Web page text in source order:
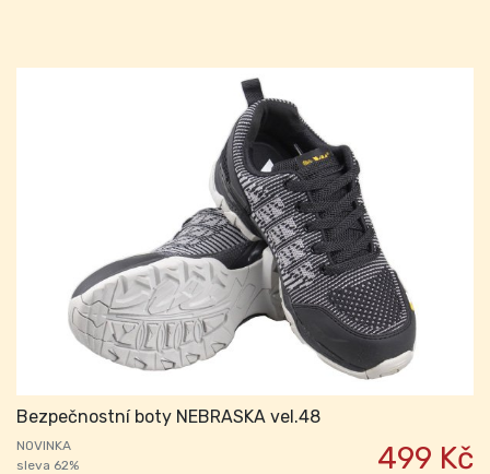
Bezpečnostní boty NEBRASKA vel.48
NOVINKA
sleva 62%
499 Kč